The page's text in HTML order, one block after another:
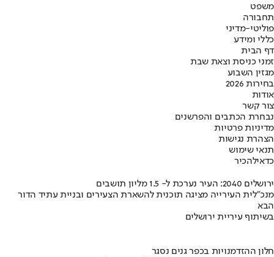
משפט
תחבורה
פוליטי-מדיני
כללי ומידע
דף הבית
זמני כניסת וצאת שבת
מגזין השבוע
בחירות 2026
אודות
צור קשר
נבחרת הכתבים והפרשנים
מדיניות פרטיות
הצהרת נגישות
תנאי שימוש
כדאילהכיר
ירושלים 2040: העיר נערכת ל- 1.5 מליון תושבים
מנכ"לית העירייה מציגה תוכנית להשארת הצעירים ובניית עתיד הדור
הבא
בשיתוף עיריית ירושלים
חלון ההזדמנויות בכפר גנים נסגר